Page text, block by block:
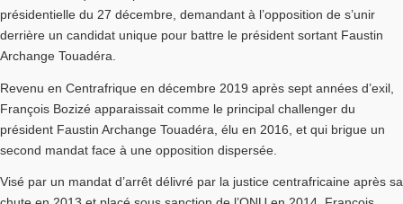
présidentielle du 27 décembre, demandant à l’opposition de s’unir
derrière un candidat unique pour battre le président sortant Faustin
Archange Touadéra.
Revenu en Centrafrique en décembre 2019 après sept années d’exil,
François Bozizé apparaissait comme le principal challenger du
président Faustin Archange Touadéra, élu en 2016, et qui brigue un
second mandat face à une opposition dispersée.
Visé par un mandat d’arrêt délivré par la justice centrafricaine après sa